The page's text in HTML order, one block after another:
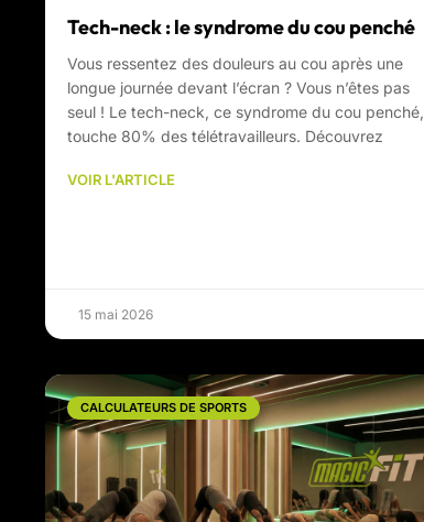
Tech-neck : le syndrome du cou penché
Vous ressentez des douleurs au cou après une
longue journée devant l’écran ? Vous n’êtes pas
seul ! Le tech-neck, ce syndrome du cou penché,
touche 80% des télétravailleurs. Découvrez
VOIR L'ARTICLE
15 mai 2026
CALCULATEURS DE SPORTS